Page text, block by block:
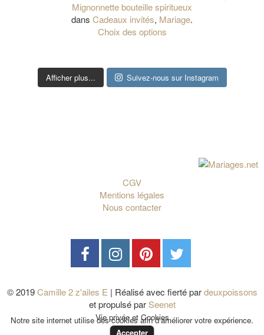
Mignonnette bouteille spiritueux
dans Cadeaux invités, Mariage.
Choix des options
Afficher plus... Suivez-nous sur Instagram
CGV
Mentions légales
Nous contacter
© 2019Camille 2 z'ailes E | Réalisé avec fierté pardeuxpoissons
et propulsé par Seenet
Notre site internet utilise des cookies afin d'améliorer votre expérience.
Accepter
Vie privée et Cookies